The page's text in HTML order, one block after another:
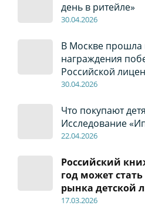
день в ритейле»
30.04.2026
В Москве
награждения
Российской
30.04.2026
Что покупают
Исследование
22.04.2026
Российский
год может
рынка детской
17.03.2026